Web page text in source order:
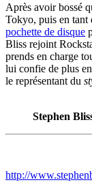
Après avoir bossé
Tokyo, puis en tant
pochette de disque
Bliss rejoint
prends en charge
lui confie de plus
le représentant du
Stephen
http://